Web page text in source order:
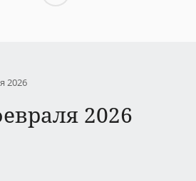
2026
2026